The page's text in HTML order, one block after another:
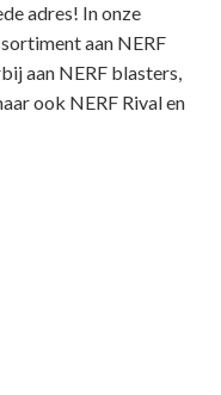
adres! In onze
aan NERF
aan NERF blasters,
ook NERF Rival en